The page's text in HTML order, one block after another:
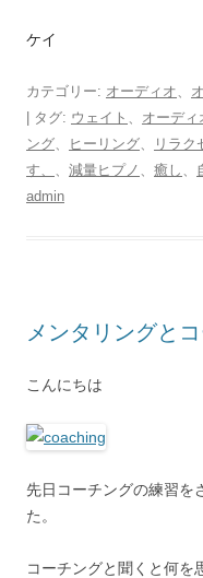
ケイ
カテゴリー: オーディオ、
| タグ: ウェイト 、 オーディ
ング、 ヒーリング、 リラク
す、 、 減量ヒプノ 、 癒し 、
admin
メンタリングと
こんにちは
先日コーチングの練習を
た。
コーチングと聞くと何を